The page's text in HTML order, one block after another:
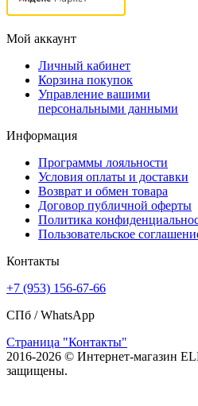
Мой аккаунт
Личный кабинет
Корзина покупок
Управление вашими
персональными данными
Информация
Программы лояльности
Условия оплаты и доставки
Возврат и обмен товара
Договор публичной оферты
Политика
Пользовательское
Контакты
+7 (953) 156-67-66
СПб /WhatsApp
Страница "Контакты"
2016-2026 © Интернет-магазин
защищены.